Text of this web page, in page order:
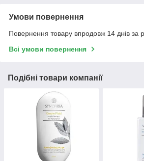
Умови повернення
Повернення товару впродовж 14 днів за
Всі умови повернення
Подібні товари компанії